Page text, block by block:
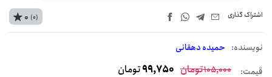
اشتراک‌ گذاری
نويسنده: حمیده دهقانی
0 (0)
قیمت: 105,000تومان 99,750تومان